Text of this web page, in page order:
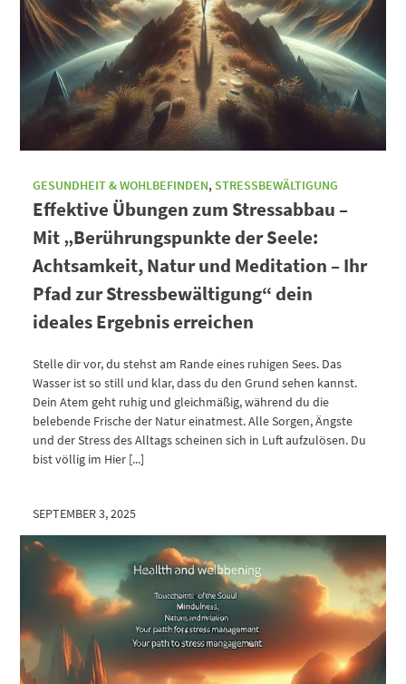
GESUNDHEIT & WOHLBEFINDEN, STRESSBEWÄLTIGUNG
Effektive Übungen zum Stressabbau –
Mit „Berührungspunkte der Seele:
Achtsamkeit, Natur und Meditation – Ihr
Pfad zur Stressbewältigung“ dein
ideales Ergebnis erreichen
Stelle dir vor, du stehst am Rande eines ruhigen Sees. Das
Wasser ist so still und klar, dass du den Grund sehen kannst.
Dein Atem geht ruhig und gleichmäßig, während du die
belebende Frische der Natur einatmest. Alle Sorgen, Ängste
und der Stress des Alltags scheinen sich in Luft aufzulösen. Du
bist völlig im Hier [...]
SEPTEMBER 3, 2025